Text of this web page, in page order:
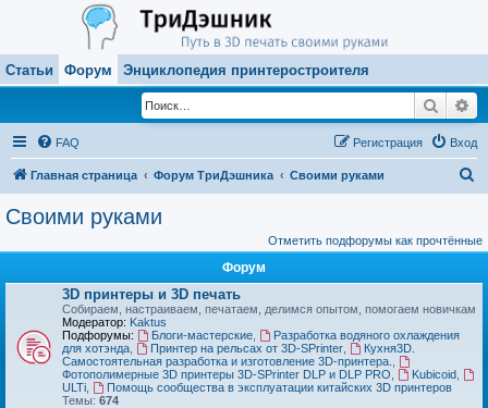
Статьи Форум Энциклопедия принтеростроителя
Поиск
FAQ Вход
Регистрация
Главная страница Форум ТриДэшника Своими руками
с
Своими руками
Отметить подфорумы как прочтённые
Форум
3D принтеры и 3D печать
Собираем, настраиваем, печатаем, делимся опытом, помогаем новичкам
Модератор: Kaktus
Подфорумы:
Блоги-мастерские,
Разработка водяного охлаждения
для хотэнда
Принтер на рельсах от 3D-SPrinter,
Кухня3D.
Самостоятельная разработка и изготовление 3D-принтера.
Фотополимерные 3D принтеры 3D-SPrinter DLP и DLP PRO
Kubicoid,
ULTi
Помощь сообщества в эксплуатации китайских 3D принтеров
Темы: 674